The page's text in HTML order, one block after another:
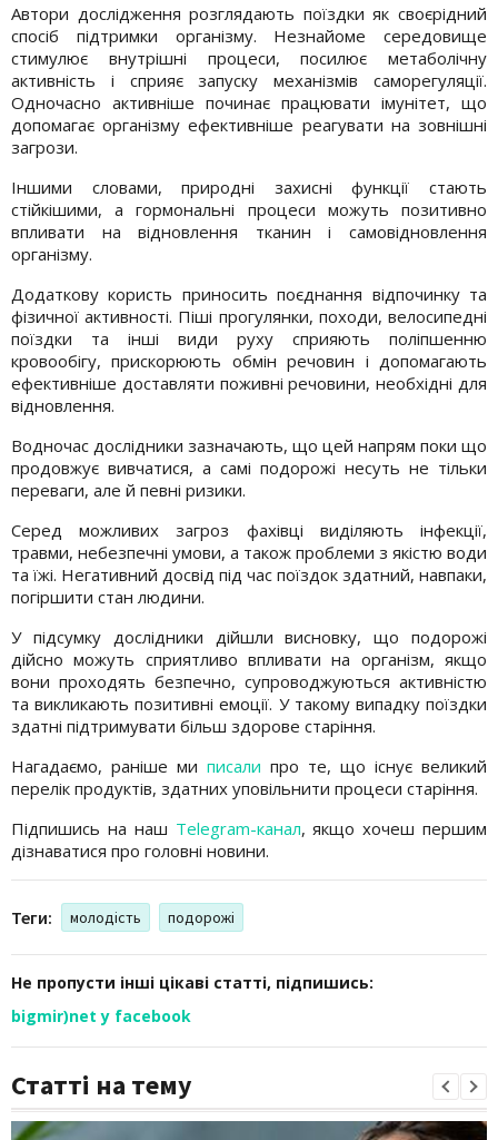
Автори дослідження розглядають поїздки як своєрідний
спосіб підтримки організму. Незнайоме середовище
стимулює внутрішні процеси, посилює метаболічну
активність і сприяє запуску механізмів саморегуляції.
Одночасно активніше починає працювати імунітет, що
допомагає організму ефективніше реагувати на зовнішні
загрози.
Іншими словами, природні захисні функції стають
стійкішими, а гормональні процеси можуть позитивно
впливати на відновлення тканин і самовідновлення
організму.
Додаткову користь приносить поєднання відпочинку та
фізичної активності. Піші прогулянки, походи, велосипедні
поїздки та інші види руху сприяють поліпшенню
кровообігу, прискорюють обмін речовин і допомагають
ефективніше доставляти поживні речовини, необхідні для
відновлення.
Водночас дослідники зазначають, що цей напрям поки що
продовжує вивчатися, а самі подорожі несуть не тільки
переваги, але й певні ризики.
Серед можливих загроз фахівці виділяють інфекції,
травми, небезпечні умови, а також проблеми з якістю води
та їжі. Негативний досвід під час поїздок здатний, навпаки,
погіршити стан людини.
У підсумку дослідники дійшли висновку, що подорожі
дійсно можуть сприятливо впливати на організм, якщо
вони проходять безпечно, супроводжуються активністю
та викликають позитивні емоції. У такому випадку поїздки
здатні підтримувати більш здорове старіння.
Нагадаємо, раніше ми писали про те, що існує великий
перелік продуктів, здатних уповільнити процеси старіння.
Підпишись на наш Telegram-канал, якщо хочеш першим
дізнаватися про головні новини.
Теги: молодість подорожі
Не пропусти інші цікаві статті, підпишись:
bigmir)net у facebook
Статті на тему